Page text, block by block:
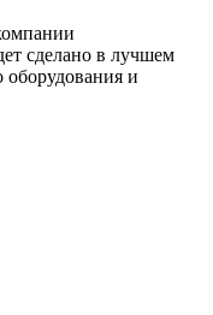
сделано в лучшем
оборудования и